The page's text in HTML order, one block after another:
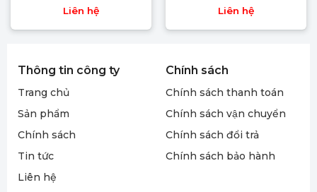
Liên hệ
Liên hệ
Thông tin công ty
Trang chủ
Sản phẩm
Chính sách
Tin tức
Liên hệ
Chính sách
Chính sách thanh toán
Chính sách vận chuyển
Chính sách đổi trả
Chính sách bảo hành